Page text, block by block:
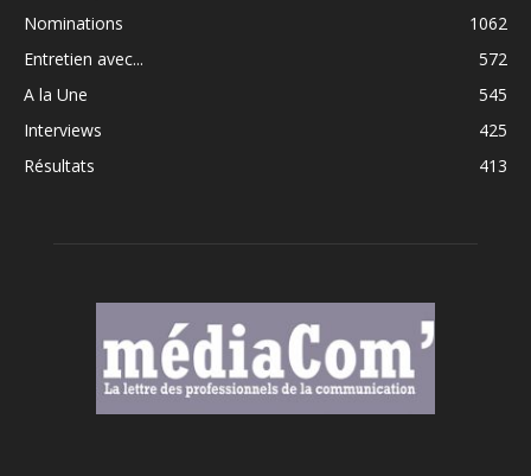
Nominations
1062
Entretien avec...
572
A la Une
545
Interviews
425
Résultats
413